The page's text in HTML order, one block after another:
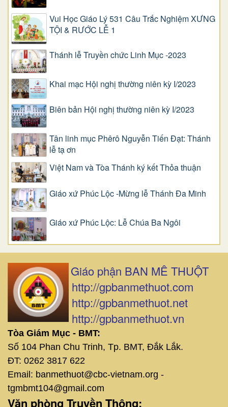
Vui Học Giáo Lý 531 Câu Trắc Nghiệm XƯNG
TỘI & RƯỚC LỄ 1
Thánh lễ Truyền chức Linh Mục -2023
Khai mạc Hội nghị thường niên kỳ I/2023
Biên bản Hội nghị thường niên kỳ I/2023
Tân linh mục Phêrô Nguyễn Tiến Đạt: Thánh
lễ tạ ơn
Việt Nam và Tòa Thánh ký kết Thỏa thuận
Giáo xứ Phúc Lộc -Mừng lễ Thánh Đa Minh
Giáo xứ Phúc Lộc: Lễ Chúa Ba Ngôi
Giáo phận BAN MÊ THUỘT
http://gpbanmethuot.com
http://gpbanmethuot.net
http://gpbanmethuot.vn
Tòa Giám Mục - BMT:
Số 104 Phan Chu Trinh, Tp. BMT, Đắk Lắk.
ĐT: 0262 3817 622
Email: banmethuot@cbc-vietnam.org -
tgmbmt104@gmail.com
Văn phòng Truyền Thông: